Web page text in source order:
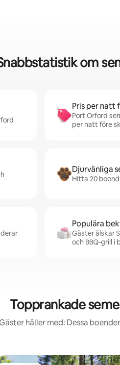
om
Pris per natt
Port Orford
per natt före
Djurvänliga
Hitta 20
Populära
Gäster älskar
och BBQ-grill i
Topprankade
Gäster håller med: Dessa